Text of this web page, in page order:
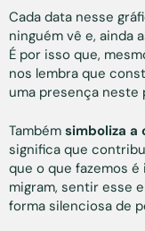
Cada data nesse
ninguém vê e, ainda
É por isso que,
nos lembra que
uma presença neste
Também simboliza a
significa que
que o que fazemos
migram, sentir esse
forma silenciosa de